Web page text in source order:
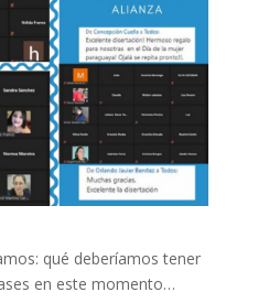
qué deberíamos tener
en este momento…